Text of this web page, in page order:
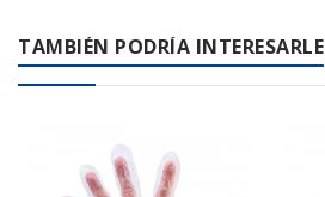
WhatsApp .
TAMBIÉN PODRÍA INTERESARLE